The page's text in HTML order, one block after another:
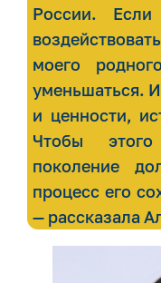
России.
моего
уменьшаться.
и ценности,
Чтобы
поколение
процесс его
— рассказала